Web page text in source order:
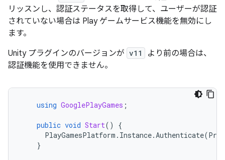
リッスンし、認証ステータスを取得して、ユーザーが認証
されていない場合は Play ゲームサービス機能を無効にし
ます。
Unity プラグインのバージョンが v11
より前の場合は、
認証機能を使用できません。
using GooglePlayGames ;
public void Start()
{
PlayGamesPlatform . Instance.Authenticate(
}